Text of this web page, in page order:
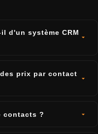
d'un système CRM
Il se concentre sur
et la visibilité des
prix par contact
ou ne les voit pas.
contacts ?